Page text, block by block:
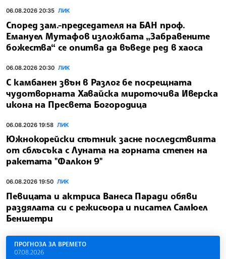
06.08.2026 20:35 ЛИК
Според зам.-председателя на БАН проф.
Емануел Мутафов изложбата „Забравените
божества“ се опитва да въведе ред в хаоса
06.08.2026 20:30 ЛИК
С камбанен звън в Разлог бе посрещната
чудотворната Хавайска мироточива Иверска
икона на Пресвета Богородица
06.08.2026 19:58 ЛИК
Южнокорейски спътник засне последствията
от сблъсъка с Луната на горната степен на
ракетата "Фалкон 9"
06.08.2026 19:50 ЛИК
Певицата и актриса Ванеса Паради обяви
раздялата си с режисьора и писател Самюел
Беншетри
ПРОГНОЗА ЗА ВРЕМЕТО
07.08.2026